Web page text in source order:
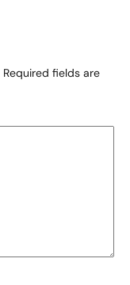
Required fields are